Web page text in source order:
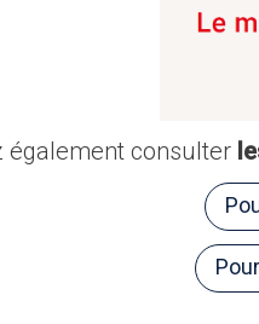
également consulter